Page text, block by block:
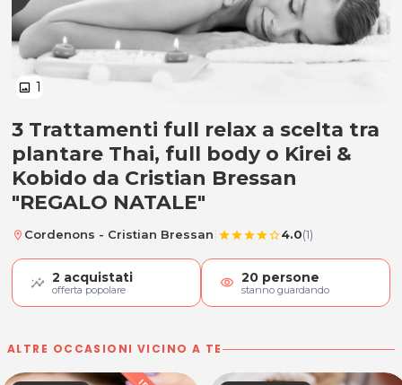
image 1
3 Trattamenti full relax "REGALO
3 Trattamenti full relax a scelta tra
plantare Thai, full body o Kirei &
Kobido da Cristian Bressan
"REGALO NATALE"
location_on Cordenons - Cristian Bressan starstarstarstarstar_border4.0(1)
2 acquistati
offerta popolare visibility 20 persone
stanno guardando
ALTRE OCCASIONI VICINO A TE